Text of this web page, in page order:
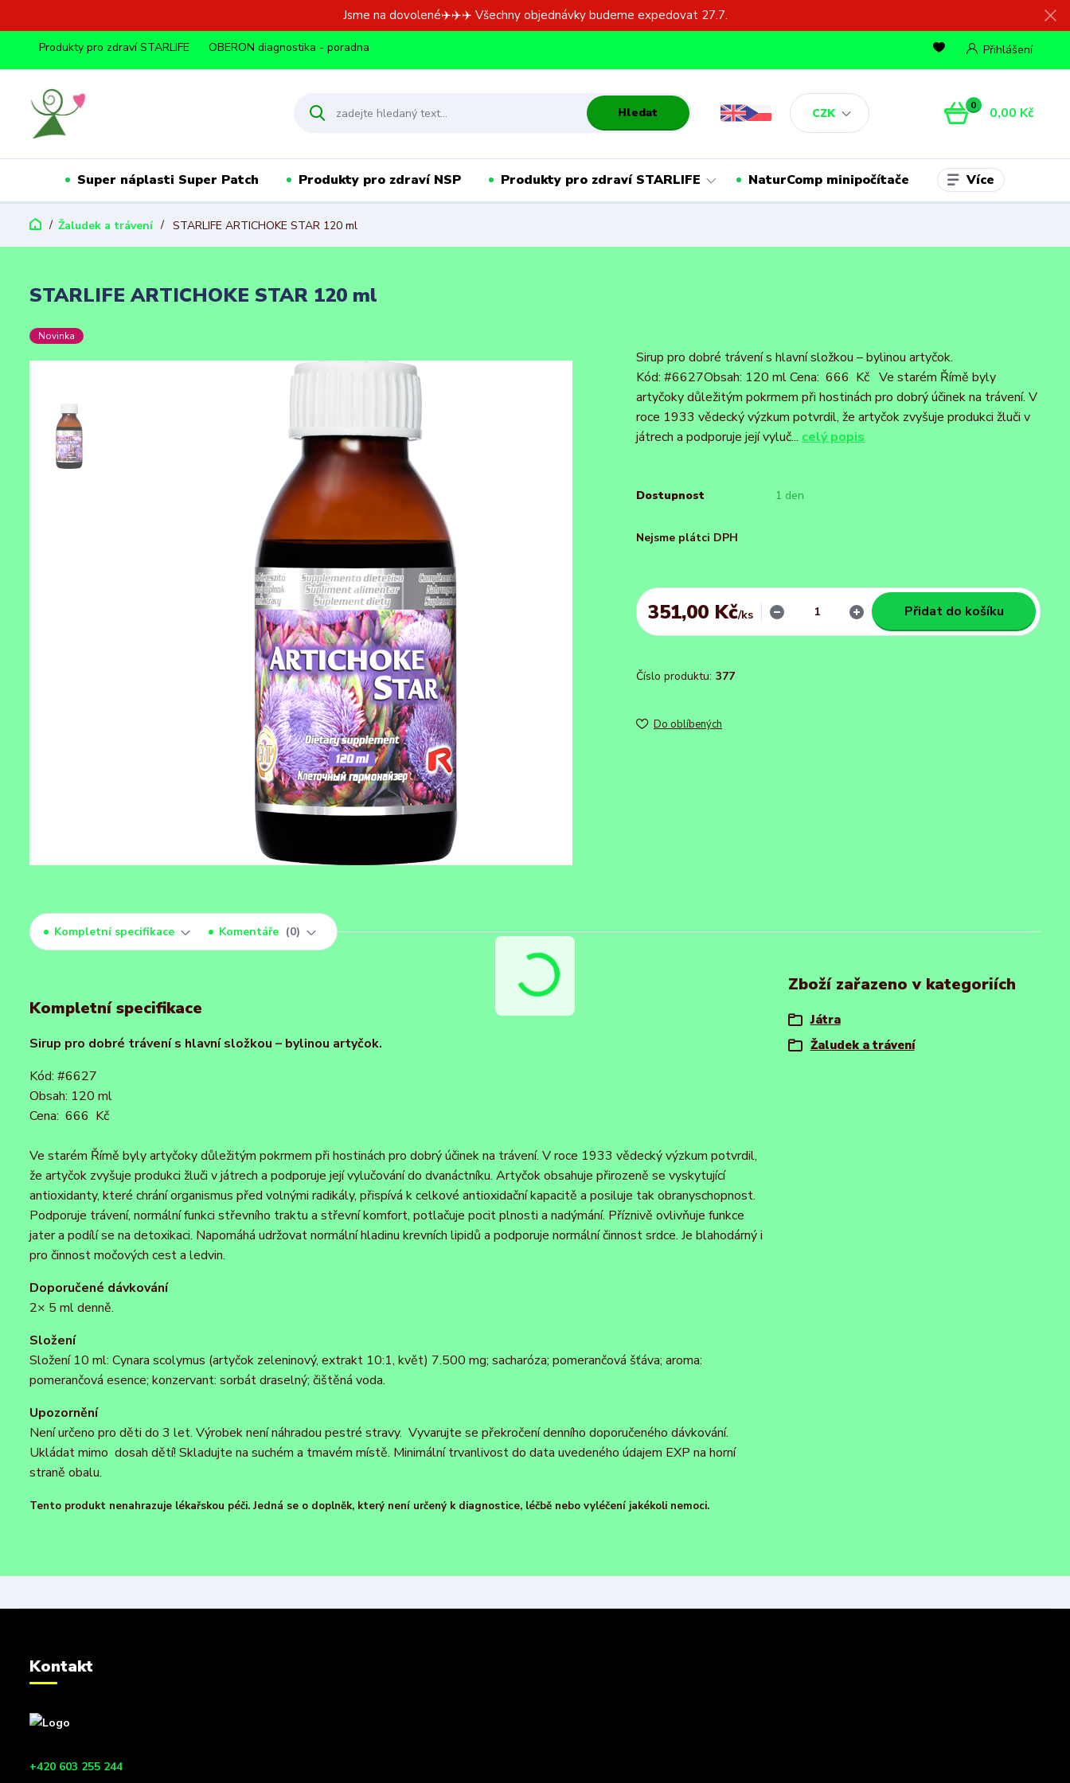
Jsme na dovolené✈️✈️✈️ Všechny objednávky budeme expedovat 27.7.
Produkty pro zdraví STARLIFE OBERON diagnostika - poradna
CZK
Přihlášení
Hledat 0 0,00 Kč
Super náplasti Super Patch Produkty pro zdraví NSP Produkty pro zdraví STARLIFE NaturComp minipočítače Více
Žaludek a trávení STARLIFE ARTICHOKE STAR 120 ml
STARLIFE ARTICHOKE STAR 120 ml
Novinka
Sirup pro dobré trávení s hlavní složkou – bylinou artyčok.
Kód: #6627Obsah: 120 ml Cena: 666 Kč Ve starém Římě byly
artyčoky důležitým pokrmem při hostinách pro dobrý účinek na trávení. V
roce 1933 vědecký výzkum potvrdil, že artyčok zvyšuje produkci žluči v
játrech a podporuje její vyluč... celý popis
Dostupnost 1 den
Nejsme plátci DPH
351,00 Kč/ks Přidat do košíku
Číslo produktu: 377
Do oblíbených
Kompletní specifikace Komentáře 0
Kompletní specifikace
Sirup pro dobré trávení s hlavní složkou – bylinou artyčok.
Kód: #6627
Obsah: 120 ml
Cena: 666 Kč
Ve starém Římě byly artyčoky důležitým pokrmem při hostinách pro dobrý účinek na trávení. V roce 1933 vědecký výzkum potvrdil,
že artyčok zvyšuje produkci žluči v játrech a podporuje její vylučování do dvanáctníku. Artyčok obsahuje přirozeně se vyskytující
antioxidanty, které chrání organismus před volnými radikály, přispívá k celkové antioxidační kapacitě a posiluje tak obranyschopnost.
Podporuje trávení, normální funkci střevního traktu a střevní komfort, potlačuje pocit plnosti a nadýmání. Příznivě ovlivňuje funkce
jater a podílí se na detoxikaci. Napomáhá udržovat normální hladinu krevních lipidů a podporuje normální činnost srdce. Je blahodárný i
pro činnost močových cest a ledvin.
Doporučené dávkování
2× 5 ml denně.
Složení
Složení 10 ml: Cynara scolymus (artyčok zeleninový, extrakt 10:1, květ) 7.500 mg; sacharóza; pomerančová šťáva; aroma:
pomerančová esence; konzervant: sorbát draselný; čištěná voda.
Upozornění
Není určeno pro děti do 3 let. Výrobek není náhradou pestré stravy. Vyvarujte se překročení denního doporučeného dávkování.
Ukládat mimo dosah dětí! Skladujte na suchém a tmavém místě. Minimální trvanlivost do data uvedeného údajem EXP na horní
straně obalu.
Tento produkt nenahrazuje lékařskou péči. Jedná se o doplněk, který není určený k diagnostice, léčbě nebo vyléčení jakékoli nemoci.
Zboží zařazeno v kategoriích
Játra
Žaludek a trávení
Kontakt
+420 603 255 244